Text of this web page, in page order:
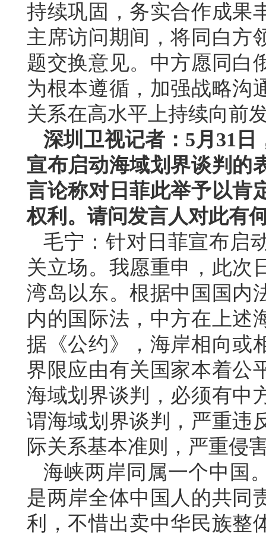
持续巩固，务实合作成果
主席访问期间，将同白方
题交换意见。中方愿同白
为根本遵循，加强战略沟
关系在高水平上持续向前
深圳卫视记者：5月31
宣布启动海域划界谈判的
言论称对日菲此举予以肯
权利。请问发言人对此有
毛宁：针对日菲宣布启
关立场。我愿重申，此次
湾岛以东。根据中国国内
内的国际法，中方在上述
据《公约》，海岸相向或
界限应由有关国家本着公
海域划界谈判，必须有中
谓海域划界谈判，严重违
际关系基本准则，严重侵
海峡两岸同属一个中国
是两岸全体中国人的共同
利，不惜出卖中华民族整